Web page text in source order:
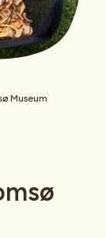
Museum